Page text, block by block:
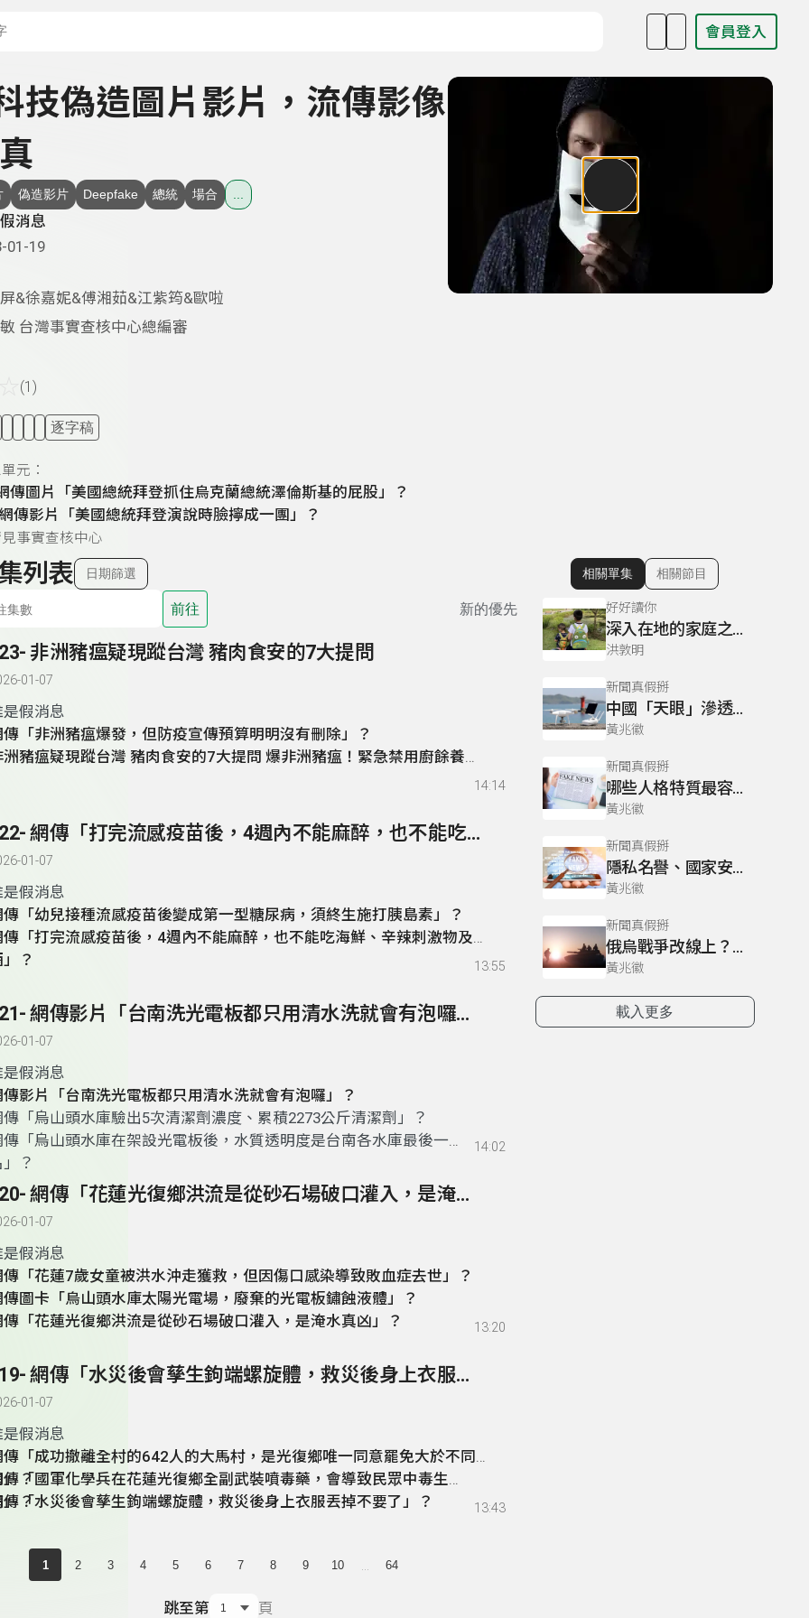
會員登入
技偽造圖片影片，流傳影像
偽造影片 Deepfake 總統 場合
消息
01-19
&徐嘉妮&傅湘茹&江紫筠&歐啦
台灣事實查核中心總編審
(1)
逐字稿
元：
傳圖片「美國總統拜登抓住烏克蘭總統澤倫斯基的屁股」？
傳影片「美國總統拜登演說時臉擰成一團」？
事實查核中心
列表 日期篩選
前往 新的優先
非洲豬瘟疑現蹤台灣 豬肉食安的7大提問
01-07
是假消息
傳「非洲豬瘟爆發，但防疫宣傳預算明明沒有刪除」？
洲豬瘟疑現蹤台灣 豬肉食安的7大提問 爆非洲豬瘟！緊急禁用廚餘養
14:14
322- 網傳「打完流感疫苗後，4週內不能麻醉，也不能吃海鮮、辛辣刺激物及飲酒」？
01-07
是假消息
傳「幼兒接種流感疫苗後變成第一型糖尿病，須終生施打胰島素」？
傳「打完流感疫苗後，4週內不能麻醉，也不能吃海鮮、辛辣刺激物及飲
？
13:55
321- 網傳影片「台南洗光電板都只用清水洗就會有泡囉」？
01-07
是假消息
傳影片「台南洗光電板都只用清水洗就會有泡囉」？
傳「烏山頭水庫驗出5次清潔劑濃度、累積2273公斤清潔劑」
？
傳 「烏山頭水庫在架設光電板後，水質透明度是台南各水庫最後一
？
14:02
320- 網傳「花蓮光復鄉洪流是從砂石場破口灌入，是淹水真凶」？
01-07
是假消息
傳「花蓮7歲女童被洪水沖走獲救，但因傷口感染導致敗血症去世」？
傳圖卡「烏山頭水庫太陽光電場，廢棄的光電板鏽蝕液體」？
傳「花蓮光復鄉洪流是從砂石場破口灌入，是淹水真凶」？
13:20
319- 網傳「水災後會孳生鉤端螺旋體，救災後身上衣服丟掉不要了」？
01-07
是假消息
傳「成功撤離全村的642人的大馬村，是光復鄉唯一同意罷免大於不同意
」？
傳「國軍化學兵在花蓮光復鄉全副武裝噴毒藥，會導致民眾中毒生
」？
傳「水災後會孳生鉤端螺旋體，救災後身上衣服丟掉不要了」？ 13:43
1 2 3 4 5 6 7 8 9 10 64
跳至第 頁
顯示相關單集
相關單集 相關節目
好好讀你
深入在地的家庭之旅-島內散步
洪敦明
新聞真假掰
中國「天眼」滲透臺灣！「貼牌」陸製監視器遍布台灣街頭，隱私全都露？新科技越炫越好「賣」？
黃兆徽
新聞真假掰
哪些人格特質最容易成為假訊息的受害者？如何破解資訊戰的陰謀!
黃兆徽
新聞真假掰
隱私名譽、國家安全與言論自由的拔河？人權律師背景的政務委員如何協助台灣政府與民間因應假訊息？
黃兆徽
新聞真假掰
俄烏戰爭改線上？假訊息滿天飛 臺灣人必須看懂的「資訊戰」
黃兆徽
載入更多